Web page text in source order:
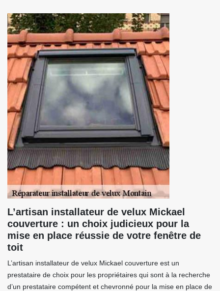
L’artisan installateur de velux Mickael
couverture : un choix judicieux pour la
mise en place réussie de votre fenêtre de
toit
L’artisan installateur de velux Mickael couverture est un
prestataire de choix pour les propriétaires qui sont à la recherche
d’un prestataire compétent et chevronné pour la mise en place de